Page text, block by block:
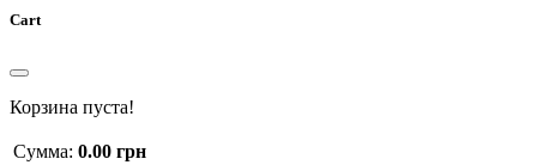
Cart
Корзина пуста!
Сумма: 0.00 грн